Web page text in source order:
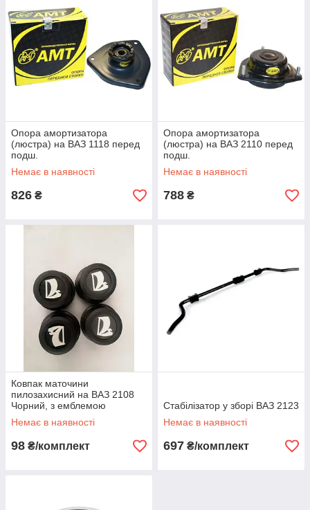
Опора амортизатора
(люстра) на ВАЗ 1118 перед
подш.
Немає в наявності
826 ₴
Опора амортизатора
(люстра) на ВАЗ 2110 перед
подш.
Немає в наявності
788 ₴
Ковпак маточини
пилозахисний на ВАЗ 2108
Чорний, з емблемою
Немає в наявності
98 ₴/комплект
Стабілізатор у зборі ВАЗ 2123
Немає в наявності
697 ₴/комплект